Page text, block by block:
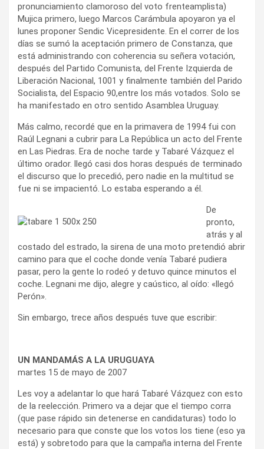
pronunciamiento clamoroso del voto frenteamplista)
Mujica primero, luego Marcos Carámbula apoyaron ya el
lunes proponer Sendic Vicepresidente. En el correr de los
días se sumó la aceptación primero de Constanza, que
está administrando con coherencia su señera votación,
después del Partido Comunista, del Frente Izquierda de
Liberación Nacional, 1001 y finalmente también del Parido
Socialista, del Espacio 90,entre los más votados. Solo se
ha manifestado en otro sentido Asamblea Uruguay.
Más calmo, recordé que en la primavera de 1994 fui con
Raúl Legnani a cubrir para La República un acto del Frente
en Las Piedras. Era de noche tarde y Tabaré Vázquez el
último orador. llegó casi dos horas después de terminado
el discurso que lo precedió, pero nadie en la multitud se
fue ni se impacientó. Lo estaba esperando a él.
De
pronto,
atrás y al
costado del estrado, la sirena de una moto pretendió abrir
camino para que el coche donde venía Tabaré pudiera
pasar, pero la gente lo rodeó y detuvo quince minutos el
coche. Legnani me dijo, alegre y caústico, al oído: «llegó
Perón».
Sin embargo, trece años después tuve que escribir:
UN MANDAMÁS A LA URUGUAYA
martes 15 de mayo de 2007
Les voy a adelantar lo que hará Tabaré Vázquez con esto
de la reelección. Primero va a dejar que el tiempo corra
(que pase rápido sin detenerse en candidaturas) todo lo
necesario para que conste que los votos los tiene (eso ya
está) y sobretodo para que la campaña interna del Frente